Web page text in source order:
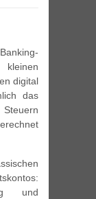
digital
das
und